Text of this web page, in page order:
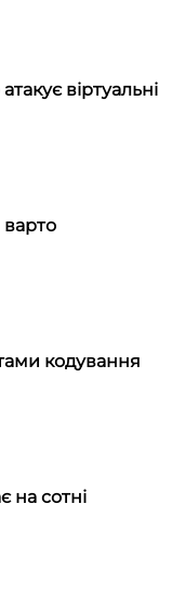
віртуальні
кодування
на сотні